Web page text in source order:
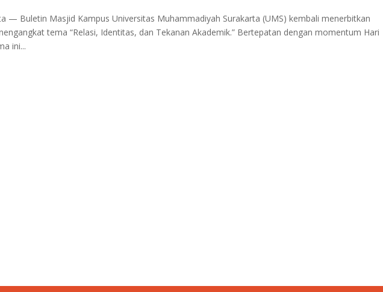
— Buletin Masjid Kampus Universitas Muhammadiyah Surakarta (UMS) kembali menerbitkan
tema “Relasi, Identitas, dan Tekanan Akademik.” Bertepatan dengan momentum Hari
ini...